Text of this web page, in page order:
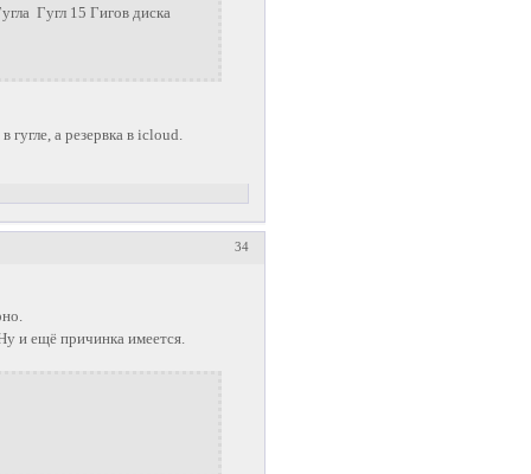
Гугл 15 Гигов диска
гугле, а резервка в icloud.
34
и ещё причинка имеется.